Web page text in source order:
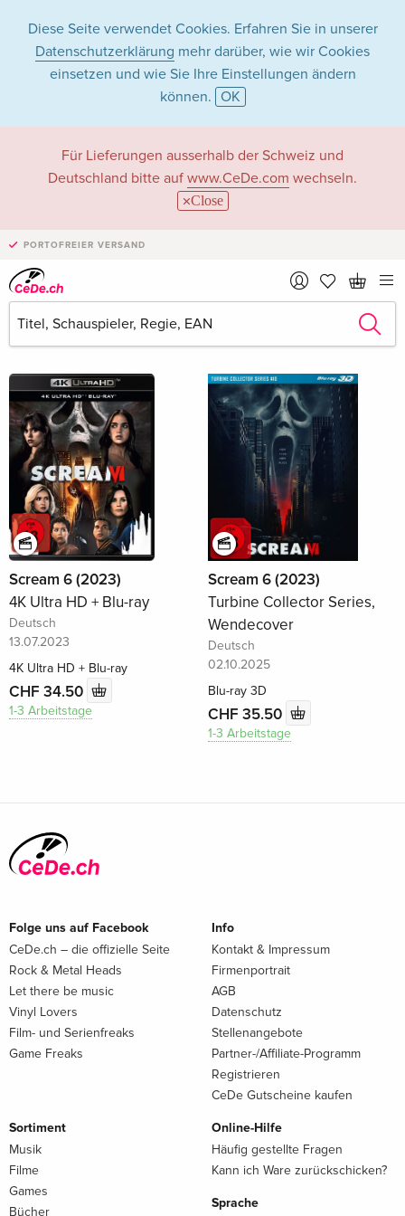
Diese Seite verwendet Cookies. Erfahren Sie in unserer
Datenschutzerklärung mehr darüber, wie wir Cookies
einsetzen und wie Sie Ihre Einstellungen ändern
können. OK
Für Lieferungen ausserhalb der Schweiz und
Deutschland bitte auf www.CeDe.com wechseln.
Close
PORTOFREIER VERSAND
Melissa Barrera in
Filme - Alle Formate
Melissa Barrera als Schauspieler/in
Alle 45 Treffer anzeigen
Scream 6 (2023)
4K Ultra HD + Blu-ray
Deutsch
13.07.2023
4K Ultra HD + Blu-ray
CHF 34.50
1-3 Arbeitstage
Scream 6 (2023)
Turbine Collector Series,
Wendecover
Deutsch
02.10.2025
Blu-ray 3D
CHF 35.50
1-3 Arbeitstage
Folge uns auf Facebook
CeDe.ch – die offizielle Seite
Rock & Metal Heads
Let there be music
Vinyl Lovers
Film- und Serienfreaks
Game Freaks
Info
Kontakt & Impressum
Firmenportrait
AGB
Datenschutz
Stellenangebote
Partner-/Affiliate-Programm
Registrieren
CeDe Gutscheine kaufen
Sortiment
Musik
Filme
Games
Bücher
Online-Hilfe
Häufig gestellte Fragen
Kann ich Ware zurückschicken?
Sprache